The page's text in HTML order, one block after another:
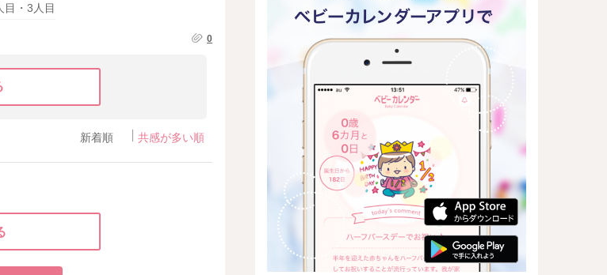
目・3人目
0
新着順 共感が多い順